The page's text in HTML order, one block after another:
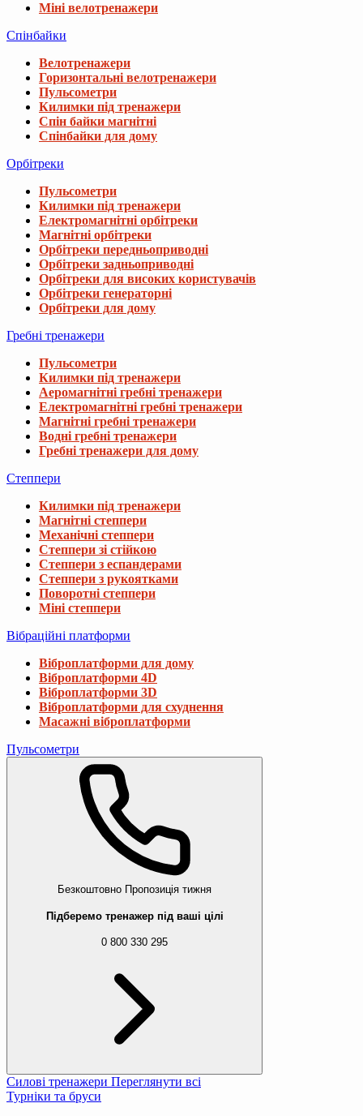
Міні велотренажери
Спінбайки
Велотренажери
Горизонтальні велотренажери
Пульсометри
Килимки під тренажери
Спін байки магнітні
Спінбайки для дому
Орбітреки
Пульсометри
Килимки під тренажери
Електромагнітні орбітреки
Магнітні орбітреки
Орбітреки передньоприводні
Орбітреки задньоприводні
Орбітреки для високих користувачів
Орбітреки генераторні
Орбітреки для дому
Гребні тренажери
Пульсометри
Килимки під тренажери
Аеромагнітні гребні тренажери
Електромагнітні гребні тренажери
Магнітні гребні тренажери
Водні гребні тренажери
Гребні тренажери для дому
Степпери
Килимки під тренажери
Магнітні степпери
Механічні степпери
Степпери зі стійкою
Степпери з еспандерами
Степпери з рукоятками
Поворотні степпери
Міні степпери
Вібраційні платформи
Віброплатформи для дому
Віброплатформи 4D
Віброплатформи 3D
Віброплатформи для схуднення
Масажні віброплатформи
Пульсометри
Безкоштовно Пропозиція тижня
Підберемо тренажер під ваші цілі
0 800 330 295
Силові тренажери Переглянути всі
Турніки та бруси